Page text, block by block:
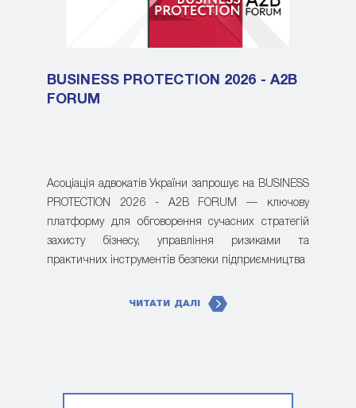
BUSINESS PROTECTION 2026 - A2B
FORUM
Асоціація адвокатів України запрошує на BUSINESS
PROTECTION 2026 - A2B FORUM — ключову
платформу для обговорення сучасних стратегій
захисту бізнесу, управління ризиками та
практичних інструментів безпеки підприємництва
ЧИТАТИ ДАЛІ